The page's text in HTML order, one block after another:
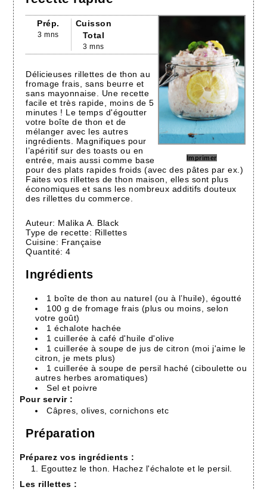
Imprimer
Prép.
3 mns
Cuisson
Total
3 mns
Délicieuses rillettes de thon au
fromage frais, sans beurre et
sans mayonnaise. Une recette
facile et très rapide, moins de 5
minutes ! Le temps d'égoutter
votre boîte de thon et de
mélanger avec les autres
ingrédients. Magnifiques pour
l’apéritif sur des toasts ou en
entrée, mais aussi comme base
pour des plats rapides froids (avec des pâtes par ex.)
Faites vos rillettes de thon maison, elles sont plus
économiques et sans les nombreux additifs douteux
des rillettes du commerce.
Auteur: Malika A. Black
Type de recette: Rillettes
Cuisine: Française
Quantité:4
Ingrédients
1 boîte de thon au naturel (ou à l’huile), égoutté
100 g de fromage frais (plus ou moins, selon
votre goût)
1 échalote hachée
1 cuillerée à café d'huile d'olive
1 cuillerée à soupe de jus de citron (moi j'aime le
citron, je mets plus)
1 cuillerée à soupe de persil haché (ciboulette ou
autres herbes aromatiques)
Sel et poivre
Pour servir :
Câpres, olives, cornichons etc
Préparation
Préparez vos ingrédients :
Egouttez le thon. Hachez l'échalote et le persil.
Les rillettes :